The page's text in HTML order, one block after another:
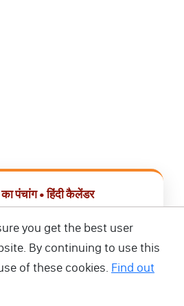
पंचांग • हिंदी कैलेंडर
कैलेंडर ऐप डाउनलोड करें
you get the best user
By continuing to use this
of these cookies. Find out